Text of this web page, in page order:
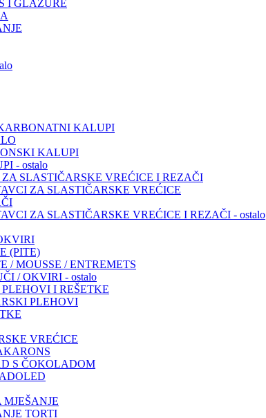
I GLAZURE
KALUPI
KALUPI
- ostalo
SLASTIČARSKE VREĆICE I REZAČI
ZA SLASTIČARSKE VREĆICE
ZA SLASTIČARSKE VREĆICE I REZAČI - ostalo
(PITE)
/ MOUSSE / ENTREMETS
/ OKVIRI - ostalo
I REŠETKE
PLEHOVI
VREĆICE
S ČOKOLADOM
MJEŠANJE
TORTI